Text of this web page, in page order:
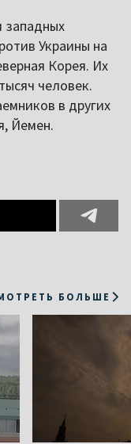
западных
Украины на
Корея. Их
человек.
в других
Йемен.
БОЛЬШЕ